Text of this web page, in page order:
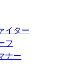
イター
フ
ナー